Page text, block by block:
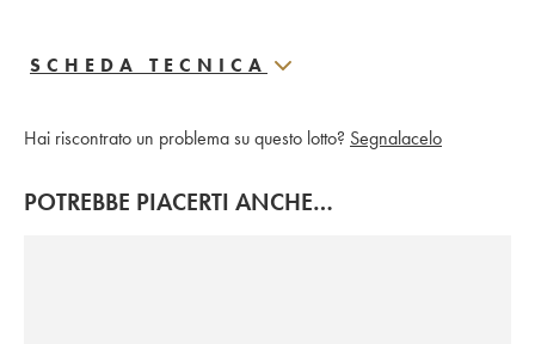
SCHEDA TECNICA
Hai riscontrato un problema su questo lotto? Segnalacelo
POTREBBE PIACERTI ANCHE…